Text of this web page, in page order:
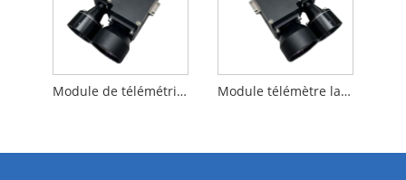
Module de télémétrie laser anti-drone 1570nm 5km Module télémètre laser OPO 15 km 1570 nm